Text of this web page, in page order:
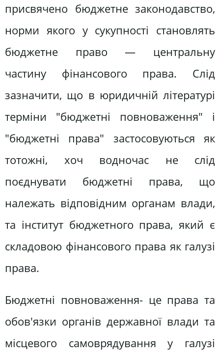
присвячено бюджетне законодавство,
норми якого у сукупності становлять
бюджетне право — центральну
частину фінансового права. Слід
зазначити, що в юридичній літературі
терміни "бюджетні повноваження" і
"бюджетні права" застосовуються як
тотожні, хоч водночас не слід
поєднувати бюджетні права, що
належать відповідним органам влади,
та інститут бюджетного права, який є
складовою фінансового права як галузі
права.
Бюджетні повноваження- це права та
обов'язки органів державної влади та
місцевого самоврядування у галузі